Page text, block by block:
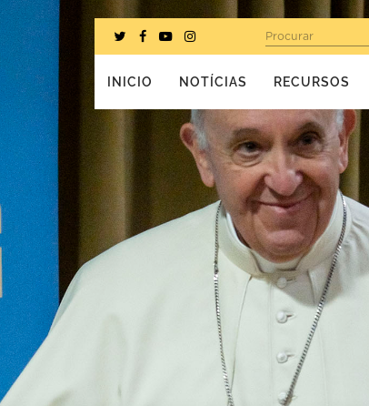
Procurar
INICIO NOTÍCIAS RECURSOS